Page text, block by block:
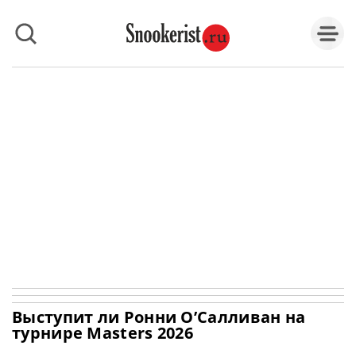
Выступит ли Ронни О’Салливан на
турнире Masters 2026